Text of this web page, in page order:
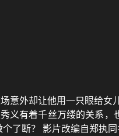
意外却让他用一只眼给女
义有着千丝万缕的关系，
了断？ 影片改编自郑执同